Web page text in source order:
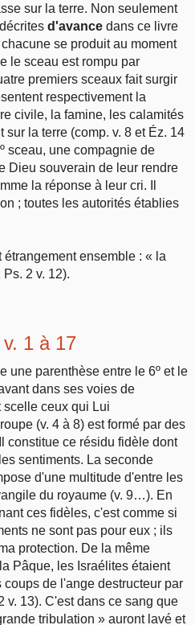
sur la terre. Non seulement
d'avance dans ce livre
se produit au moment
le sceau est rompu par
premiers sceaux fait surgir
respectivement la
civile, la famine, les calamités
la terre (comp. v. 8 et Éz. 14
sceau, une compagnie de
Dieu souverain de leur rendre
la réponse à leur cri. Il
; toutes les autorités établies
ensemble : « la
Ps. 2 v. 12).
1 à 17
une parenthèse entre le 6º et le
dans ses voies de
scelle ceux qui Lui
(v. 4 à 8) est formé par des
constitue ce résidu fidèle dont
sentiments. La seconde
d'une multitude d'entre les
du royaume (v. 9…). En
ces fidèles, c'est comme si
ne sont pas pour eux ; ils
protection. De la même
Pâque, les Israélites étaient
de l'ange destructeur par
v. 13). C'est dans ce sang que
tribulation » auront lavé et